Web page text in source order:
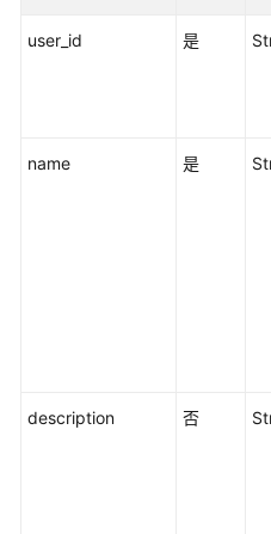
用
user_id 是
name 是
description 否